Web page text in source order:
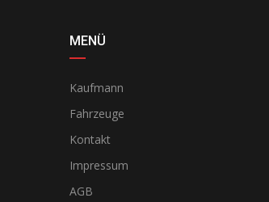
MENÜ
Kaufmann
Fahrzeuge
Kontakt
Impressum
AGB